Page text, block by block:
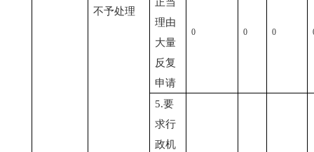
不予处理
理由
大量
反复
申请
0 0 0
5.要
求行
政机